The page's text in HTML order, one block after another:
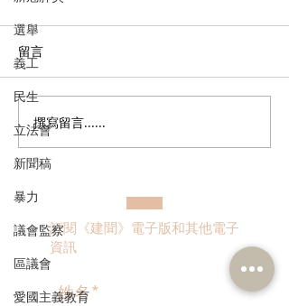
選舉
義工
民生
立法會
新聞稿
暴力
議會監察
區議會
愛國主義教育
港區全國人大常委會委員
李慧琼：熱烈歡迎全國人
大常委會通過《關於授權
香港特別行政區對皇崗口
岸港方口岸及相關延伸區
實施管轄的議案》，為“十
五五”開局注入灣區融合新
動能
留言
撰寫留言......
訂閱《建聞》電子版和其他電子
資訊